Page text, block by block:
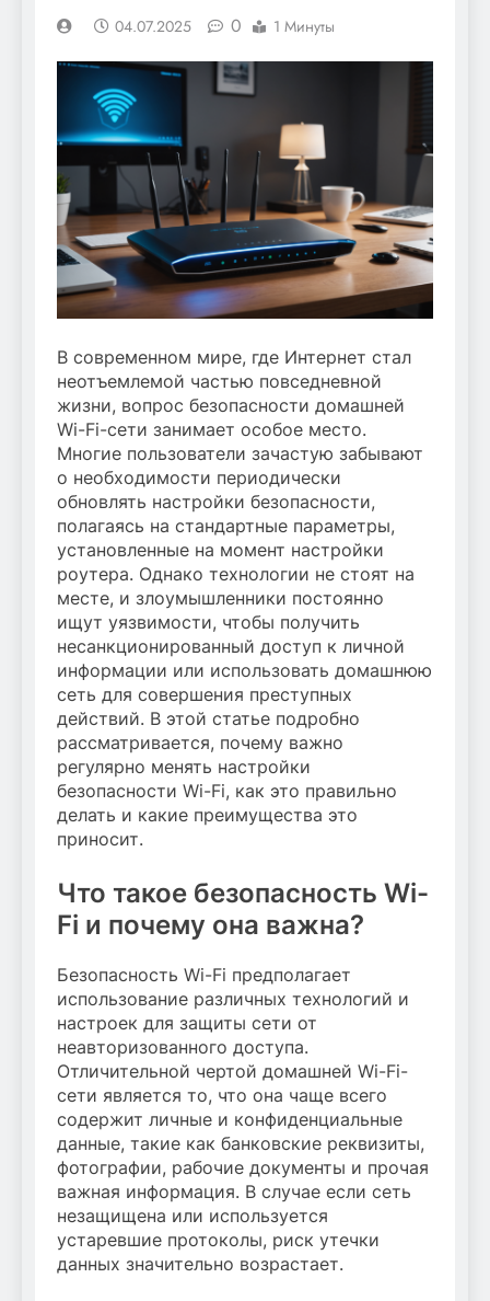
04.07.2025 0 1 Минуты
В современном мире, где Интернет стал
неотъемлемой частью повседневной
жизни, вопрос безопасности домашней
Wi-Fi-сети занимает особое место.
Многие пользователи зачастую забывают
о необходимости периодически
обновлять настройки безопасности,
полагаясь на стандартные параметры,
установленные на момент настройки
роутера. Однако технологии не стоят на
месте, и злоумышленники постоянно
ищут уязвимости, чтобы получить
несанкционированный доступ к личной
информации или использовать домашнюю
сеть для совершения преступных
действий. В этой статье подробно
рассматривается, почему важно
регулярно менять настройки
безопасности Wi-Fi, как это правильно
делать и какие преимущества это
приносит.
Что такое безопасность Wi-
Fi и почему она важна?
Безопасность Wi-Fi предполагает
использование различных технологий и
настроек для защиты сети от
неавторизованного доступа.
Отличительной чертой домашней Wi-Fi-
сети является то, что она чаще всего
содержит личные и конфиденциальные
данные, такие как банковские реквизиты,
фотографии, рабочие документы и прочая
важная информация. В случае если сеть
незащищена или используется
устаревшие протоколы, риск утечки
данных значительно возрастает.